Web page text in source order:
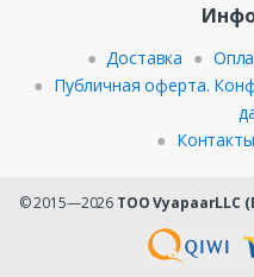
Доставка
Публичная оферта.
Контакты
© 2015—2026 ТОО VyapaarLLC